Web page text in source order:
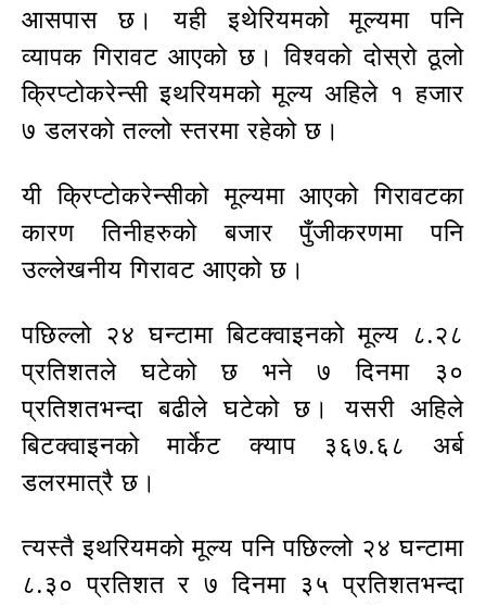
आसपास छ। यही इथेरियमको मूल्यमा पनि
व्यापक गिरावट आएको छ। विश्वको दोस्रो ठूलो
क्रिप्टोकरेन्सी इथरियमको मूल्य अहिले १ हजार
७ डलरको तल्लो स्तरमा रहेको छ।
यी क्रिप्टोकरेन्सीको मूल्यमा आएको गिरावटका
कारण तिनीहरुको बजार पुँजीकरणमा पनि
उल्लेखनीय गिरावट आएको छ।
पछिल्लो २४ घन्टामा बिटक्वाइनको मूल्य ८.२८
प्रतिशतले घटेको छ भने ७ दिनमा ३०
प्रतिशतभन्दा बढीले घटेको छ। यसरी अहिले
बिटक्वाइनको मार्केट क्याप ३६७.६८ अर्ब
डलरमात्रै छ।
त्यस्तै इथरियमको मूल्य पनि पछिल्लो २४ घन्टामा
८.३० प्रतिशत र ७ दिनमा ३५ प्रतिशतभन्दा